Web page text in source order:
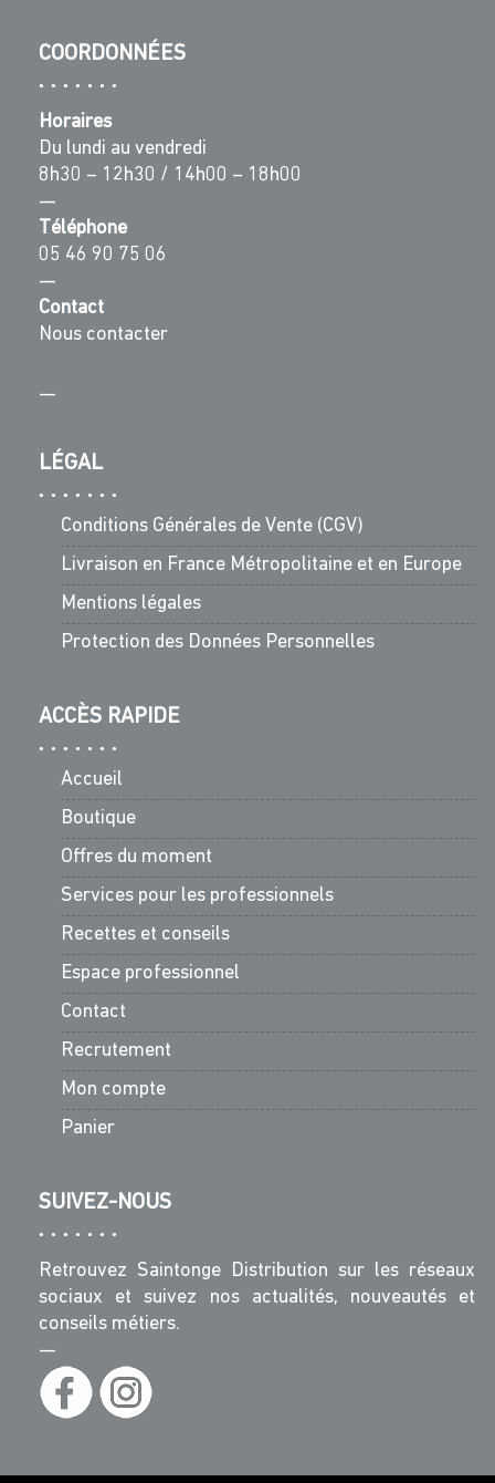
COORDONNÉES
Horaires
Du lundi au vendredi
8h30 – 12h30 / 14h00 – 18h00
—
Téléphone
05 46 90 75 06
—
Contact
Nous contacter
—
LÉGAL
Conditions Générales de Vente (CGV)
Livraison en France Métropolitaine et en Europe
Mentions légales
Protection des Données Personnelles
ACCÈS RAPIDE
Accueil
Boutique
Offres du moment
Services pour les professionnels
Recettes et conseils
Espace professionnel
Contact
Recrutement
Mon compte
Panier
SUIVEZ-NOUS
Retrouvez Saintonge Distribution sur les réseaux
sociaux et suivez nos actualités, nouveautés et
conseils métiers.
—